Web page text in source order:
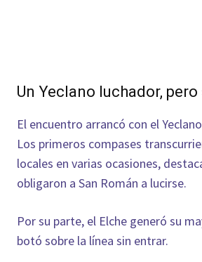
Un Yeclano luchador,
El encuentro arrancó con el
Los primeros compases
locales en varias ocasiones,
obligaron a San Román a lucirse.
Por su parte, el Elche generó su
botó sobre la línea sin entrar.